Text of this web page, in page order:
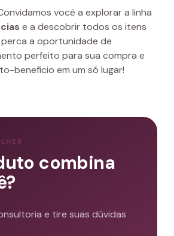
você a explorar a linha
e a descobrir todos os itens
perca a oportunidade de
perfeito para sua compra e
benefício em um só lugar!
combina
e tire suas dúvidas